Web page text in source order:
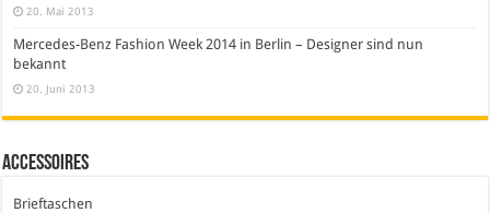
20. Mai 2013
Mercedes-Benz Fashion Week 2014 in Berlin – Designer sind nun
bekannt
20. Juni 2013
Accessoires
Brieftaschen